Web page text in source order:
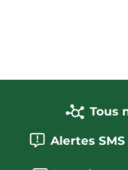
Tous
Alertes SMS